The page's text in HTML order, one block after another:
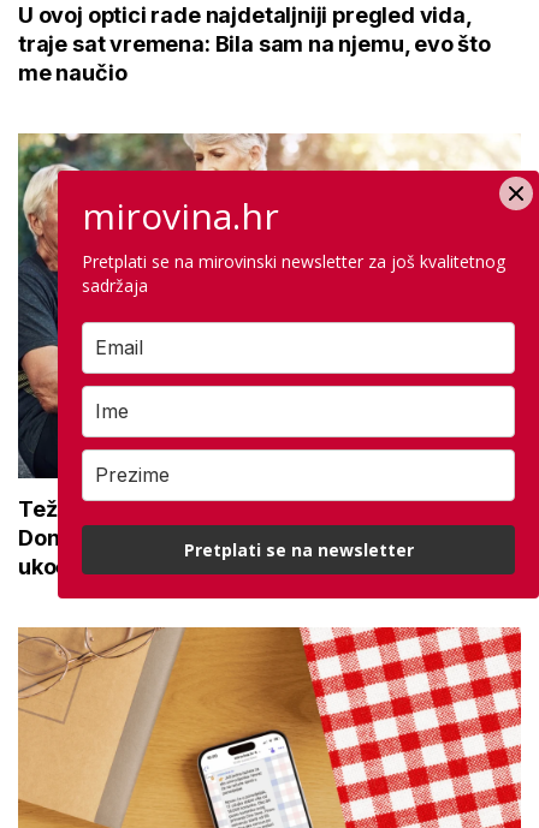
U ovoj optici rade najdetaljniji pregled vida,
traje sat vremena: Bila sam na njemu, evo što
me naučio
Teže se krećete zbog bolnih zglobova?
Donosimo savjete za lakši pokret i ublažavanje
ukočenosti
mirovina.hr
Pretplati se na mirovinski newsletter za još kvalitetnog
sadržaja
Pretplati se na newsletter